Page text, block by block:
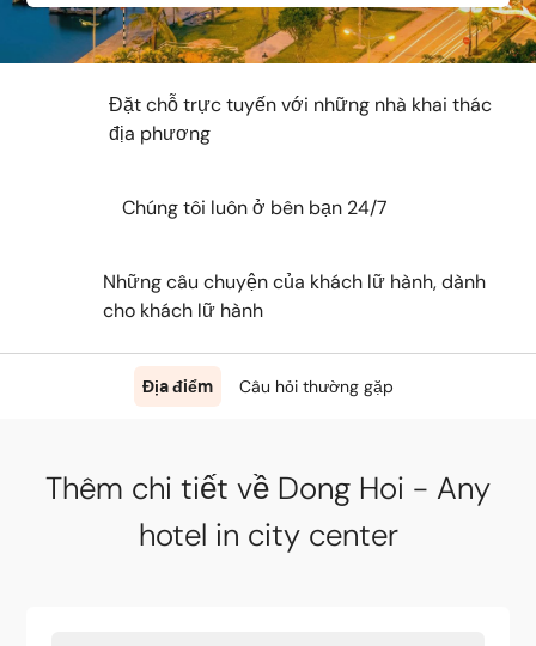
Địa điểm Câu hỏi thường gặp
Đặt chỗ trực tuyến với những nhà khai thác
địa phương
Chúng tôi luôn ở bên bạn 24/7
Những câu chuyện của khách lữ hành, dành
cho khách lữ hành
Thêm chi tiết về Dong Hoi - Any
hotel in city center